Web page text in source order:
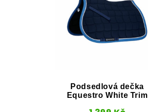
Podsedlová dečka
Equestro White Trim